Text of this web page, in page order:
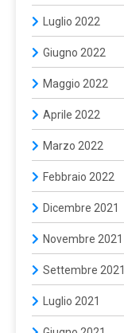
Luglio 2022
Giugno 2022
Maggio 2022
Aprile 2022
Marzo 2022
Febbraio 2022
Dicembre 2021
Novembre 2021
Settembre 2021
Luglio 2021